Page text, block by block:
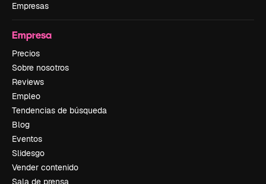
Empresas
Empresa
Precios
Sobre nosotros
Reviews
Empleo
Tendencias de búsqueda
Blog
Eventos
Slidesgo
Vender contenido
Sala de prensa